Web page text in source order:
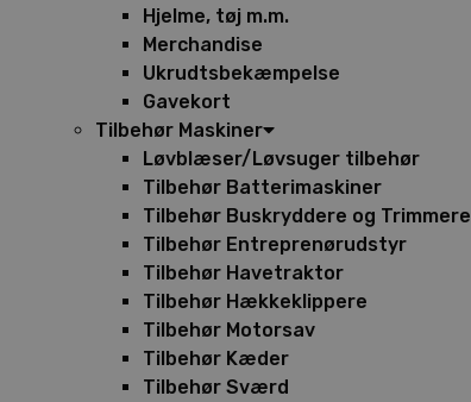
Hjelme, tøj m.m.
Merchandise
Ukrudtsbekæmpelse
Gavekort
Tilbehør Maskiner
Løvblæser/Løvsuger tilbehør
Tilbehør Batterimaskiner
Tilbehør Buskryddere og Trimmere
Tilbehør Entreprenørudstyr
Tilbehør Havetraktor
Tilbehør Hækkeklippere
Tilbehør Motorsav
Tilbehør Kæder
Tilbehør Sværd